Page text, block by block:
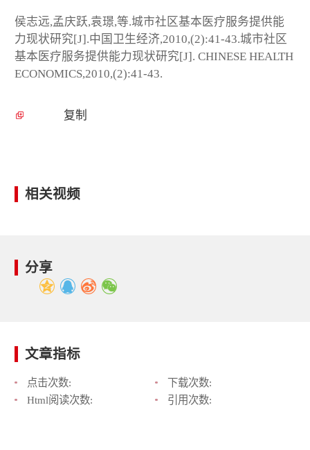
侯志远,孟庆跃,袁璟,等.城市社区基本医疗服务提供能
力现状研究[J].中国卫生经济,2010,(2):41-43.城市社区
基本医疗服务提供能力现状研究[J]. CHINESE HEALTH
ECONOMICS,2010,(2):41-43.
复制
相关视频
分享
文章指标
点击次数:
下载次数:
Html阅读次数:
引用次数: